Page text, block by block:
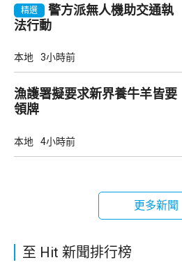
精選
警方派無人機助交通執
法行動
本地 3小時前
漁護署擬要求新界養牛羊皆要
領牌
本地 4小時前
更多新聞
至 Hit 新聞排行榜